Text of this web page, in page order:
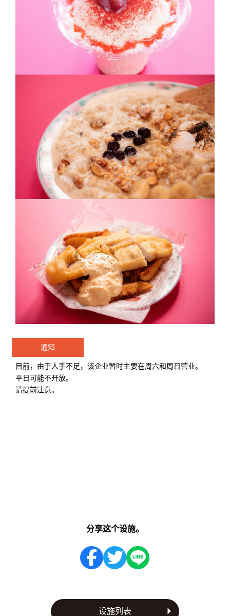
通知
目前，由于人手不足，该企业暂时主要在周六和周日营业。
平日可能不开放。
请提前注意。
分享这个设施。
设施列表